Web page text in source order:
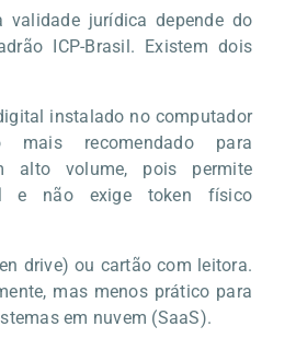
validade jurídica depende do
ICP-Brasil. Existem dois
instalado no computador
recomendado para
alto volume, pois permite
e não exige token físico
drive) ou cartão com leitora.
mas menos prático para
em nuvem (SaaS).